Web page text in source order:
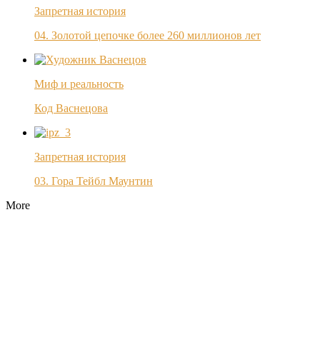
Запретная история
04. Золотой цепочке более 260 миллионов лет
Миф и реальность
Код Васнецова
Запретная история
03. Гора Тейбл Маунтин
More